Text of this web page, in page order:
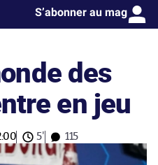
S’abonner au mag
des
en jeu
5' 115